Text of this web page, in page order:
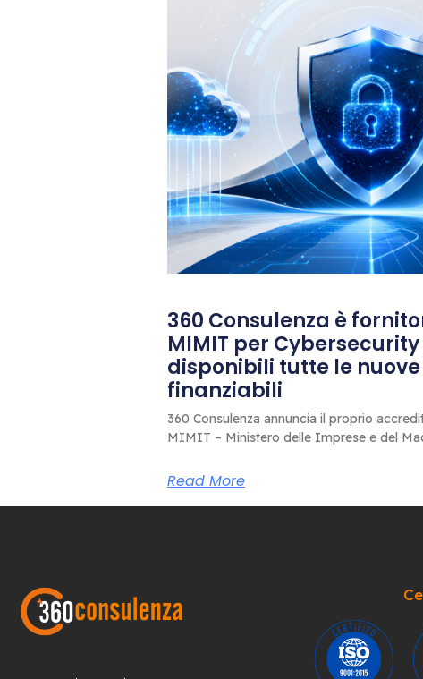
360 Consulenza è
MIMIT per
disponibili tutte le
finanziabili
360 Consulenza annuncia il proprio
MIMIT – Ministero delle Imprese e del
Read More